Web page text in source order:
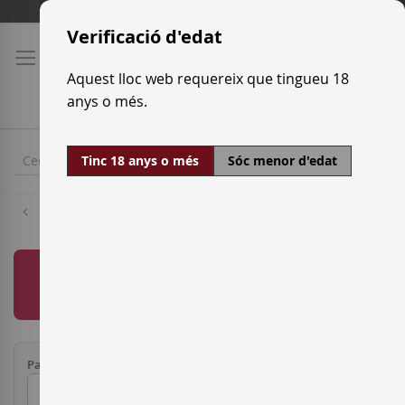
Skip
Content
País
Verificació d'edat
Aquest lloc web requereix que tingueu 18
anys o més.
Tinc 18 anys o més Sóc menor d'edat